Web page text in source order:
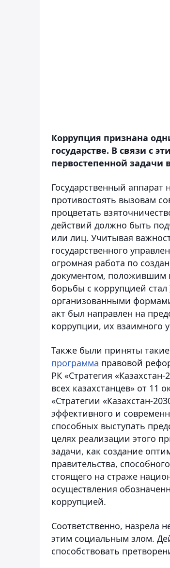
Коррупция признана
государстве. В связи с
первостепенной задачи
Государственный
противостоять вызовам
процветать
действий должно быть
или лиц. Учитывая
государственного
огромная работа по
документом, положившим
борьбы с коррупцией стал
организованными
акт был направлен на
коррупции, их взаимного
Также были приняты
программа правовой
РК «Стратегия
всех казахстанцев» от 11
«Стратегии «Казахстан-
эффективного и
способных выступать
целях реализации этого
задачи, как создание
правительства,
стоящего на страже
осуществления
коррупцией.
Соответственно, назрела
этим социальным злом.
способствовать